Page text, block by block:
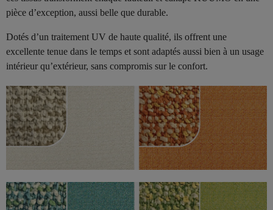
pièce d’exception, aussi belle que durable.
Dotés d’un traitement UV de haute qualité, ils offrent une
excellente tenue dans le temps et sont adaptés aussi bien à un usage
intérieur qu’extérieur, sans compromis sur le confort.